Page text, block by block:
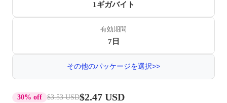
1ギガバイト
有効期間
7日
その他のパッケージを選択>>
30% off $3.53 USD$2.47 USD